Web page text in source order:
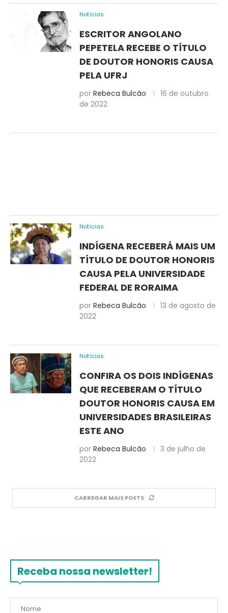
Notícias
ESCRITOR ANGOLANO
PEPETELA RECEBE O TÍTULO
DE DOUTOR HONORIS CAUSA
PELA UFRJ
por Rebeca Bulcão
16 de outubro
de 2022
Notícias
INDÍGENA RECEBERÁ MAIS UM
TÍTULO DE DOUTOR HONORIS
CAUSA PELA UNIVERSIDADE
FEDERAL DE RORAIMA
por Rebeca Bulcão
13 de agosto de
2022
Notícias
CONFIRA OS DOIS INDÍGENAS
QUE RECEBERAM O TÍTULO
DOUTOR HONORIS CAUSA EM
UNIVERSIDADES BRASILEIRAS
ESTE ANO
por Rebeca Bulcão
3 de julho de
2022
CARREGAR MAIS POSTS
Receba nossa newsletter!